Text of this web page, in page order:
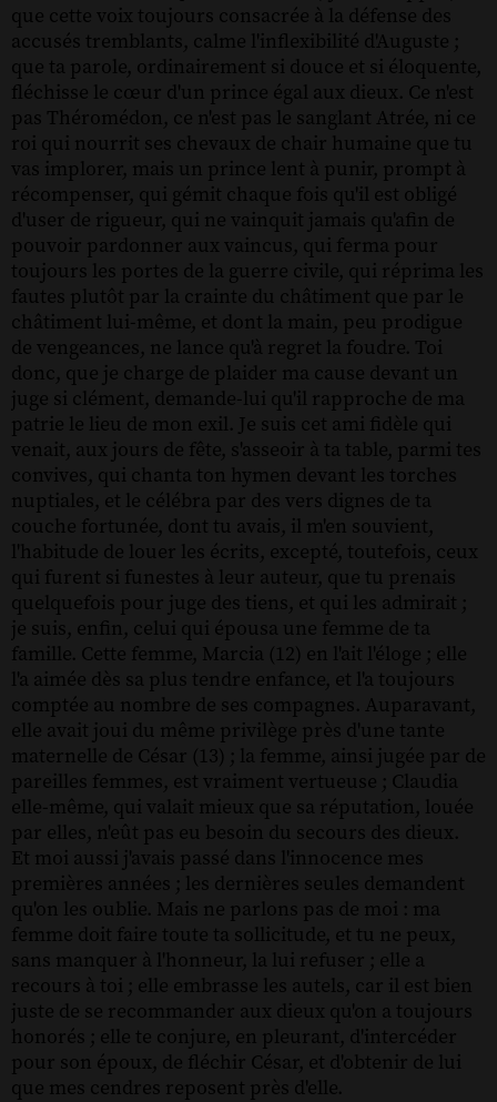
que cette voix toujours consacrée à la défense des
accusés tremblants, calme l'inflexibilité d'Auguste ;
que ta parole, ordinairement si douce et si éloquente,
fléchisse le cœur d'un prince égal aux dieux. Ce n'est
pas Théromédon, ce n'est pas le sanglant Atrée, ni ce
roi qui nourrit ses chevaux de chair humaine que tu
vas implorer, mais un prince lent à punir, prompt à
récompenser, qui gémit chaque fois qu'il est obligé
d'user de rigueur, qui ne vainquit jamais qu'afin de
pouvoir pardonner aux vaincus, qui ferma pour
toujours les portes de la guerre civile, qui réprima les
fautes plutôt par la crainte du châtiment que par le
châtiment lui-même, et dont la main, peu prodigue
de vengeances, ne lance qu'à regret la foudre. Toi
donc, que je charge de plaider ma cause devant un
juge si clément, demande-lui qu'il rapproche de ma
patrie le lieu de mon exil. Je suis cet ami fidèle qui
venait, aux jours de fête, s'asseoir à ta table, parmi tes
convives, qui chanta ton hymen devant les torches
nuptiales, et le célébra par des vers dignes de ta
couche fortunée, dont tu avais, il m'en souvient,
l'habitude de louer les écrits, excepté, toutefois, ceux
qui furent si funestes à leur auteur, que tu prenais
quelquefois pour juge des tiens, et qui les admirait ;
je suis, enfin, celui qui épousa une femme de ta
famille. Cette femme, Marcia (12) en l'ait l'éloge ; elle
l'a aimée dès sa plus tendre enfance, et l'a toujours
comptée au nombre de ses compagnes. Auparavant,
elle avait joui du même privilège près d'une tante
maternelle de César (13) ; la femme, ainsi jugée par de
pareilles femmes, est vraiment vertueuse ; Claudia
elle-même, qui valait mieux que sa réputation, louée
par elles, n'eût pas eu besoin du secours des dieux.
Et moi aussi j'avais passé dans l'innocence mes
premières années ; les dernières seules demandent
qu'on les oublie. Mais ne parlons pas de moi : ma
femme doit faire toute ta sollicitude, et tu ne peux,
sans manquer à l'honneur, la lui refuser ; elle a
recours à toi ; elle embrasse les autels, car il est bien
juste de se recommander aux dieux qu'on a toujours
honorés ; elle te conjure, en pleurant, d'intercéder
pour son époux, de fléchir César, et d'obtenir de lui
que mes cendres reposent près d'elle.